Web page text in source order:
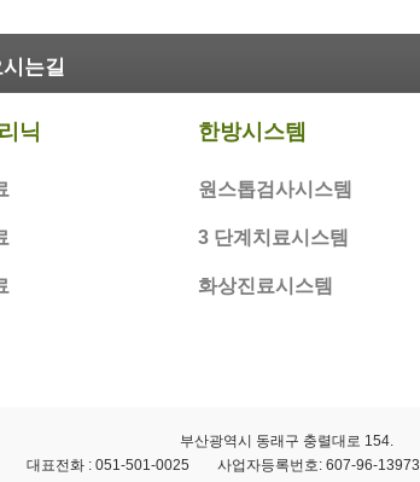
시는길
닉 한방시스템
원스톱검사시스템
3 단계치료시스템
화상진료시스템
부산광역시 동래구 충렬대로 154.
대표전화 : 051-501-0025 사업자등록번호: 607-96-13973